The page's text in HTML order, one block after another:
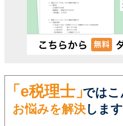
受付時間 平日
「e税理士」ではこ
お悩みを解決します